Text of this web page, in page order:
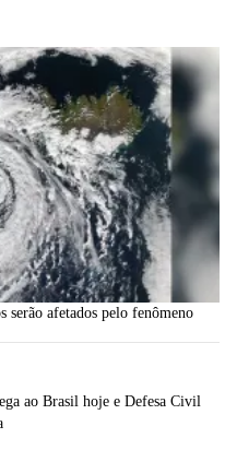
serão afetados pelo fenômeno
ao Brasil hoje e Defesa Civil